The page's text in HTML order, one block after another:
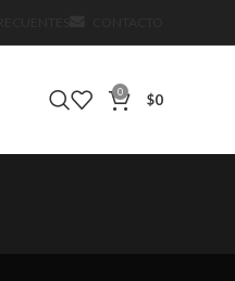
0 $0